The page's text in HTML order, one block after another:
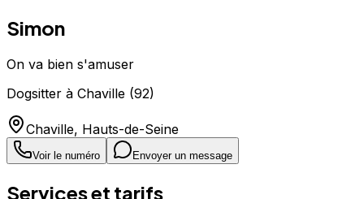
Simon
On va bien s'amuser
Dogsitter à Chaville (92)
Chaville, Hauts-de-Seine
Voir le numéro Envoyer un message
Services et tarifs